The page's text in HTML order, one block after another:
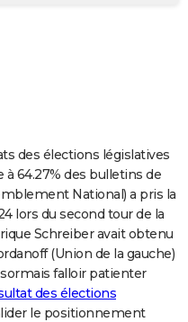
des élections législatives
à 64.27% des bulletins de
National) a pris la
lors du second tour de la
Schreiber avait obtenu
(Union de la gauche)
falloir patienter
des élections
le positionnement